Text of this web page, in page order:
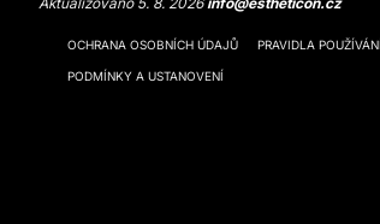
OCHRANA OSOBNÍCH ÚDAJŮ PRAVIDLA POUŽÍVÁNÍ
PODMÍNKY A USTANOVENÍ